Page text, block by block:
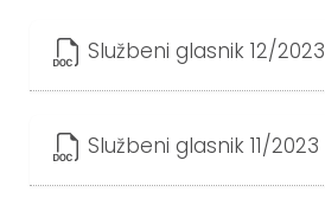
Službeni glasnik 12/2023
Službeni glasnik 11/2023